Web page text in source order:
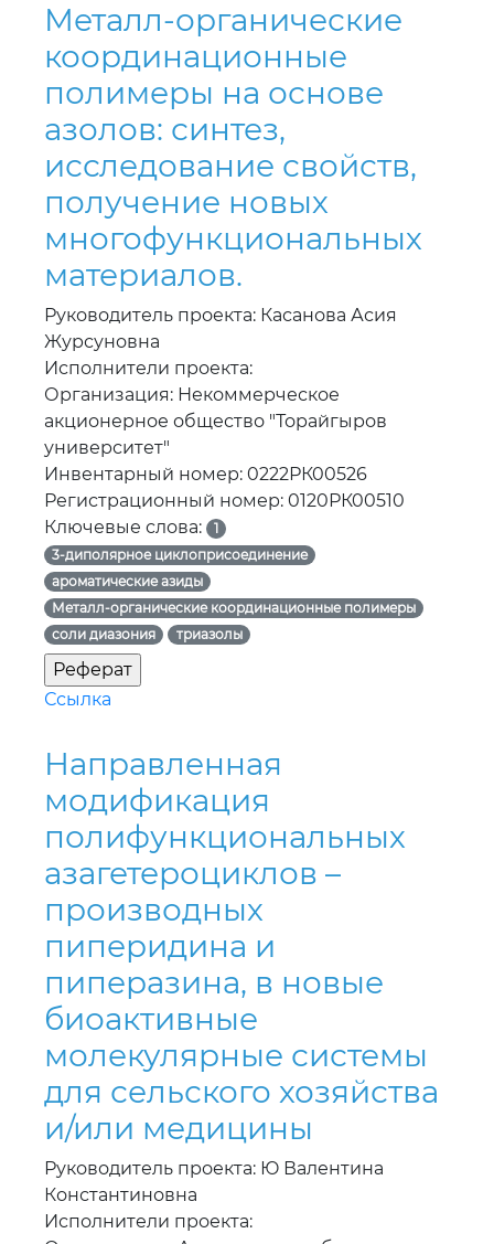
Металл-органические
координационные
полимеры на основе
азолов: синтез,
исследование свойств,
получение новых
многофункциональных
материалов.
Руководитель проекта: Касанова Асия
Журсуновна
Исполнители проекта:
Организация: Некоммерческое
акционерное общество "Торайгыров
университет"
Инвентарный номер: 0222РК00526
Регистрационный номер: 0120РК00510
Ключевые слова:
1
3-диполярное циклоприсоединение
ароматические азиды
Металл-органические координационные полимеры
соли диазония
триазолы
Ссылка
Направленная
модификация
полифункциональных
азагетероциклов –
производных
пиперидина и
пиперазина, в новые
биоактивные
молекулярные системы
для сельского хозяйства
и/или медицины
Руководитель проекта: Ю Валентина
Константиновна
Исполнители проекта: